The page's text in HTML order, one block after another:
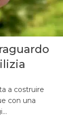
a costruire
con una